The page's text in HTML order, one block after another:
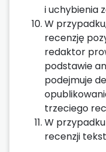
i uchybienia
W
recenzję
redaktor
podstawie
podejmuje
trzeciego
W
recenzji